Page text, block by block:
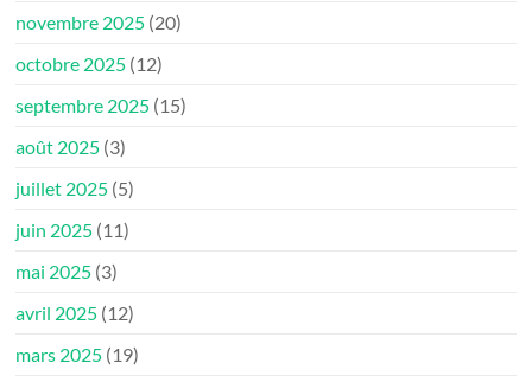
novembre 2025 (20)
octobre 2025 (12)
septembre 2025 (15)
août 2025 (3)
juillet 2025 (5)
juin 2025 (11)
mai 2025 (3)
avril 2025 (12)
mars 2025 (19)